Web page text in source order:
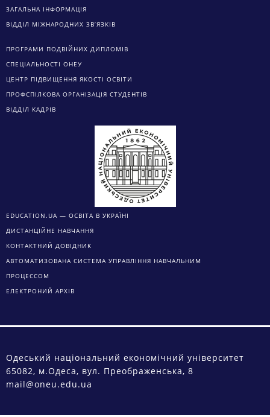
ЗАГАЛЬНА ІНФОРМАЦІЯ
ВІДДІЛ МІЖНАРОДНИХ ЗВ’ЯЗКІВ
ПРОГРАМИ ПОДВІЙНИХ ДИПЛОМІВ
СПЕЦІАЛЬНОСТІ ОНЕУ
ЦЕНТР ПІДВИЩЕННЯ ЯКОСТІ ОСВІТИ
ПРОФСПІЛКОВА ОРГАНІЗАЦІЯ СТУДЕНТІВ
ВІДДІЛ КАДРІВ
EDUCATION.UA — ОСВІТА В УКРАЇНІ
ДИСТАНЦІЙНЕ НАВЧАННЯ
КОНТАКТНИЙ ДОВІДНИК
АВТОМАТИЗОВАНА СИСТЕМА УПРАВЛІННЯ НАВЧАЛЬНИМ
ПРОЦЕССОМ
ЕЛЕКТРОНИЙ АРХІВ
Одеський національний економічний університет
65082, м.Одеса, вул. Преображенська, 8
mail@oneu.edu.ua